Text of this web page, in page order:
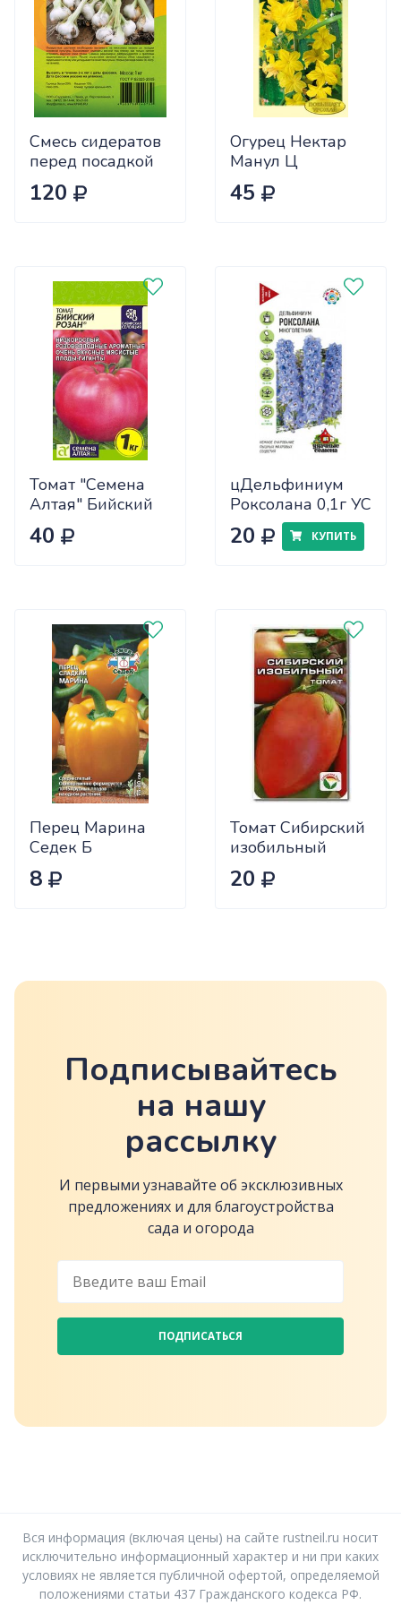
Смесь сидератов
перед посадкой
чеснока 0,5кг
САДОВИТА
120
Огурец Нектар
Манул Ц
45
Томат "Семена
Алтая" Бийский
Розан 0,05
40
цДельфиниум
Роксолана 0,1г УС
20 КУПИТЬ
Перец Марина
Седек Б
8
Томат Сибирский
изобильный
Сиб.сад Ц
20
Подписывайтесь
на нашу
рассылку
И первыми узнавайте об эксклюзивных
предложениях и для благоустройства
сада и огорода
ПОДПИСАТЬСЯ
Вся информация (включая цены) на сайте rustneil.ru носит
исключительно информационный характер и ни при каких
условиях не является публичной офертой, определяемой
положениями статьи 437 Гражданского кодекса РФ.